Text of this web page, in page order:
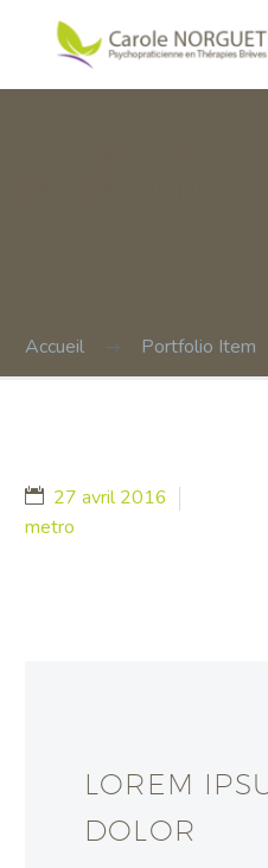
Accueil Portfolio Item
27 avril 2016
metro
LOREM
DOLOR